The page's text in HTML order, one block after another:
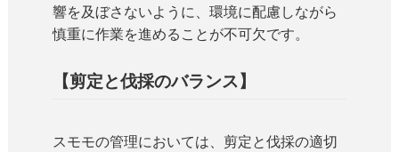
響を及ぼさないように、環境に配慮しながら
慎重に作業を進めることが不可欠です。
【剪定と伐採のバランス】
スモモの管理においては、剪定と伐採の適切